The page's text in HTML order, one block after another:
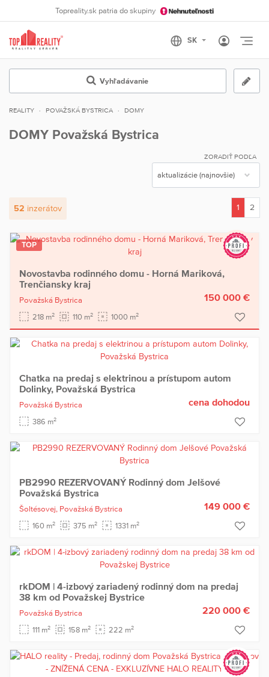
Topreality.sk patria do skupiny
Vyhľadávanie
REALITY POVAŽSKÁ BYSTRICA DOMY
DOMY Považská Bystrica
ZORADIŤ PODĽA
52 inzerátov
1
2
TOP
Novostavba rodinného domu - Horná Mariková,
Trenčiansky kraj
Považská Bystrica
218 m2 110 m2 1000 m2
150 000 €
Chatka na predaj s elektrinou a prístupom autom
Dolinky, Považská Bystrica
Považská Bystrica
386 m2
cena dohodou
PB2990 REZERVOVANÝ Rodinný dom Jelšové
Považská Bystrica
Šoltésovej, Považská Bystrica
160 m2 375 m2 1331 m2
149 000 €
rkDOM | 4-izbový zariadený rodinný dom na predaj
38 km od Považskej Bystrice
Považská Bystrica
111 m2 158 m2 222 m2
220 000 €